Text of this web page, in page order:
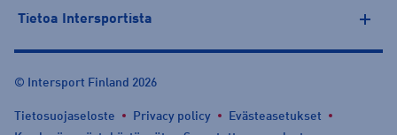
Tietoa Intersportista
© Intersport Finland 2026
Tietosuojaseloste Privacy policy
Evästeasetukset